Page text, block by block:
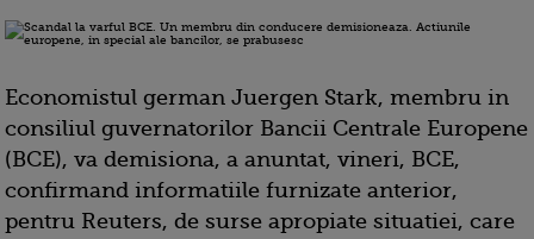
Economistul german Juergen Stark, membru in
consiliul guvernatorilor Bancii Centrale Europene
(BCE), va demisiona, a anuntat, vineri, BCE,
confirmand informatiile furnizate anterior,
pentru Reuters, de surse apropiate situatiei, care